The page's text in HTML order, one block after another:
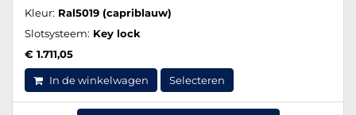
Kleur: Ral5019 (capriblauw)
Slotsysteem: Key lock
€ 1.711,05
In de winkelwagen Selecteren